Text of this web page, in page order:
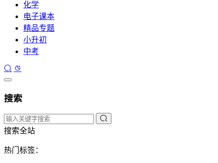
化学
电子课本
精品专题
小升初
中考
搜索
搜索全站
热门标签：